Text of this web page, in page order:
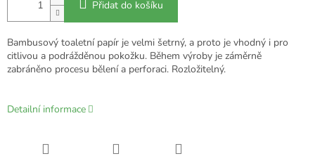
Přidat do košíku
Bambusový toaletní papír je velmi šetrný, a proto je vhodný i pro
citlivou a podrážděnou pokožku. Během výroby je záměrně
zabráněno procesu bělení a perforaci. Rozložitelný.
Detailní informace